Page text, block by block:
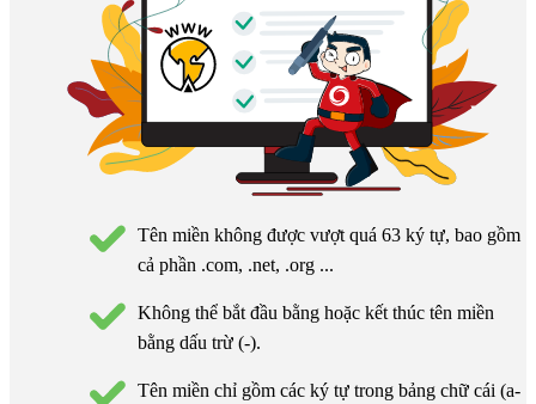
Tên miền không được vượt quá 63 ký tự, bao gồm
cả phần .com, .net, .org ...
Không thể bắt đầu bằng hoặc kết thúc tên miền
bằng dấu trừ (-).
Tên miền chỉ gồm các ký tự trong bảng chữ cái (a-